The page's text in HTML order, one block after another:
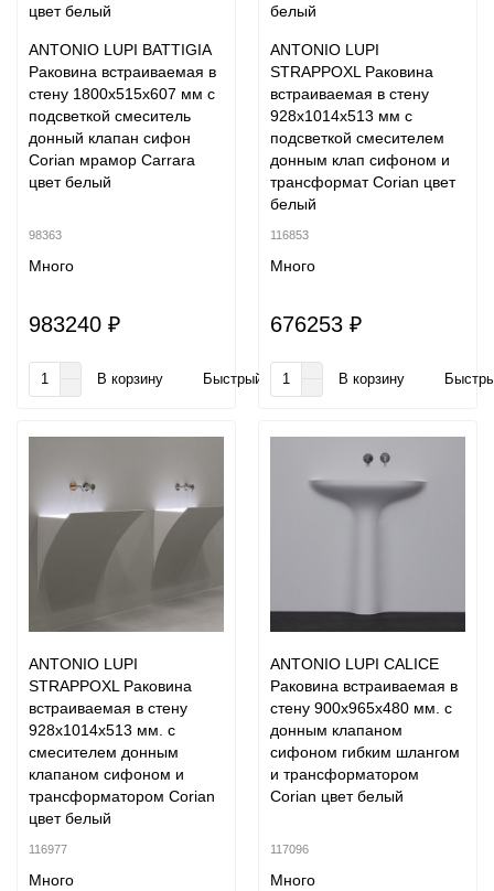
ANTONIO LUPI BATTIGIA
Раковина встраиваемая в
стену 1800х515х607 мм с
подсветкой смеситель
донный клапан сифон
Corian мрамор Carrara
цвет белый
98363
Много
983240 ₽
В корзину Быстрый заказ
ANTONIO LUPI
STRAPPOXL Раковина
встраиваемая в стену
928х1014х513 мм с
подсветкой смесителем
донным клап сифоном и
трансформат Corian цвет
белый
116853
Много
676253 ₽
В корзину
ANTONIO LUPI
STRAPPOXL Раковина
встраиваемая в стену
928х1014х513 мм. с
смесителем донным
клапаном сифоном и
трансформатором Corian
цвет белый
116977
Много
ANTONIO LUPI CALICE
Раковина встраиваемая в
стену 900х965х480 мм. с
донным клапаном
сифоном гибким шлангом
и трансформатором
Corian цвет белый
117096
Много